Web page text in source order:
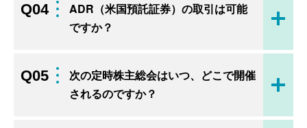
Q04
ADR（米国預託証券）の取引は可能
ですか？
開く
Q05
次の定時株主総会はいつ、どこで開催
されるのですか？
開く